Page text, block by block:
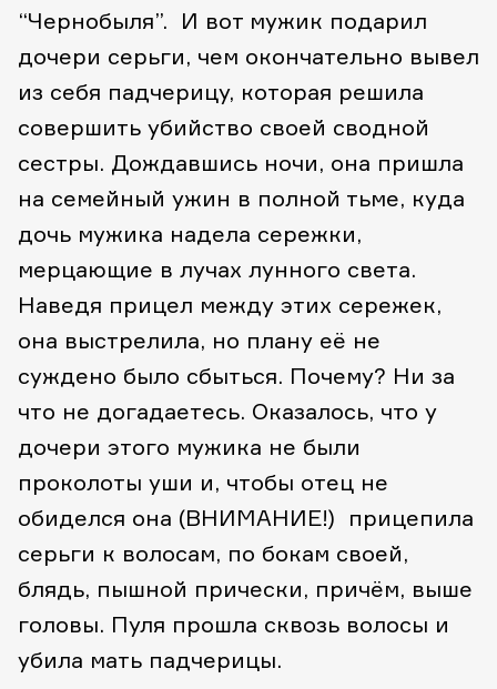
“Чернобыля”. И вот мужик подарил
дочери серьги, чем окончательно вывел
из себя падчерицу, которая решила
совершить убийство своей сводной
сестры. Дождавшись ночи, она пришла
на семейный ужин в полной тьме, куда
дочь мужика надела сережки,
мерцающие в лучах лунного света.
Наведя прицел между этих сережек,
она выстрелила, но плану её не
суждено было сбыться. Почему? Ни за
что не догадаетесь. Оказалось, что у
дочери этого мужика не были
проколоты уши и, чтобы отец не
обиделся она (ВНИМАНИЕ!) прицепила
серьги к волосам, по бокам своей,
блядь, пышной прически, причём, выше
головы. Пуля прошла сквозь волосы и
убила мать падчерицы.